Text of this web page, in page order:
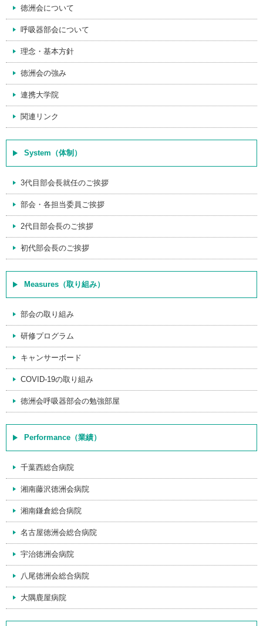
徳洲会について
呼吸器部会について
理念・基本方針
徳洲会の強み
連携大学院
関連リンク
System（体制）
3代目部会長就任のご挨拶
部会・各担当委員ご挨拶
2代目部会長のご挨拶
初代部会長のご挨拶
Measures（取り組み）
部会の取り組み
研修プログラム
キャンサーボード
COVID-19の取り組み
徳洲会呼吸器部会の勉強部屋
Performance（業績）
千葉西総合病院
湘南藤沢徳洲会病院
湘南鎌倉総合病院
名古屋徳洲会総合病院
宇治徳洲会病院
八尾徳洲会総合病院
大隅鹿屋病院